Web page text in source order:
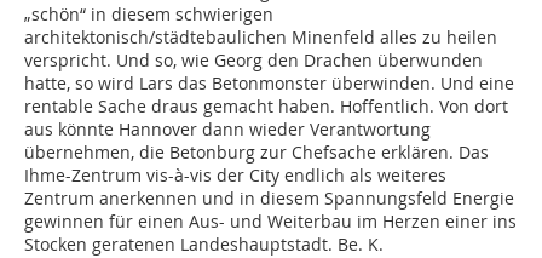
„schön“ in diesem schwierigen
architektonisch/städtebaulichen Minenfeld alles zu heilen
verspricht. Und so, wie Georg den Drachen überwunden
hatte, so wird Lars das Betonmonster überwinden. Und eine
rentable Sache draus gemacht haben. Hoffentlich. Von dort
aus könnte Hannover dann wieder Verantwortung
übernehmen, die Betonburg zur Chefsache erklären. Das
Ihme-Zentrum vis-à-vis der City endlich als weiteres
Zentrum anerkennen und in diesem Spannungsfeld Energie
gewinnen für einen Aus- und Weiterbau im Herzen einer ins
Stocken geratenen Landeshauptstadt. Be. K.